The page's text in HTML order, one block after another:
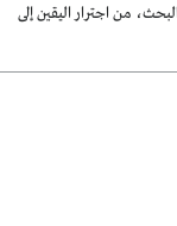
من اجترار اليقين إلى